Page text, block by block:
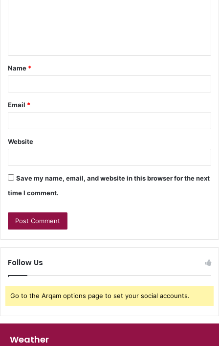
Name *
Email *
Website
Save my name, email, and website in this browser for the next
time I comment.
Follow Us
Go to the Arqam options page to set your social accounts.
Weather